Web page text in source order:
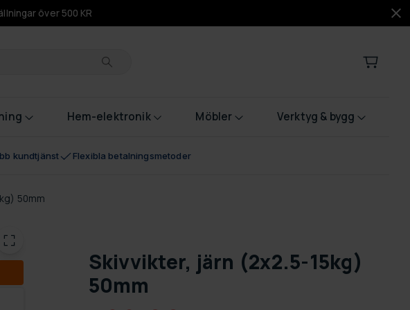
över 500 KR
Hem-elektronik Möbler Verktyg & bygg
kundtjänst Flexibla betalningsmetoder
50mm
Skivvikter, järn (2x2.5-15kg)
50mm